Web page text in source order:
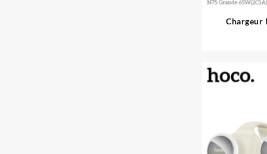
Chargeur